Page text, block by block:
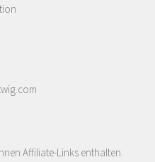
Affiliate-Links enthalten.